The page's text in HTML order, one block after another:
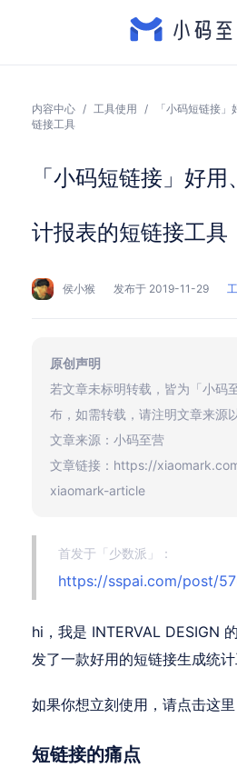
内容中心 / 工具使用 /
「小码短链接
链接工具
「小码短链接」好
计报表的短链接工具
侯小猴 发布于 2019-11-29
原创声明
若文章未标明转载，皆为「小码
布，如需转载，请注明文章来源
文章来源：小码至营
文章链接：https://
xiaomark-article
首发于「少数派」：
https://sspai.com/post/
hi，我是 INTERVAL DESIGN
发了一款好用的短链接生成统
如果你想立刻使用，请点击这里
短链接的痛点